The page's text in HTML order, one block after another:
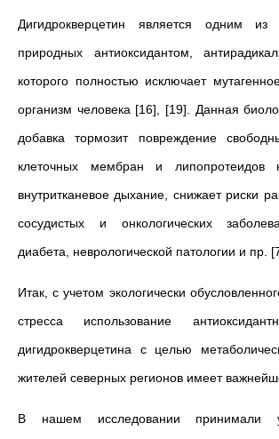
Дигидрокверцетин является одним
природных антиоксидантом,
которого полностью исключает
организм человека [16], [19]. Данная
добавка тормозит повреждение
клеточных мембран и липопротеидов
внутритканевое дыхание, снижает риски
сосудистых и онкологических
диабета, неврологической патологии и пр.
Итак, с учетом экологически
стресса использование
дигидрокверцетина с целью
жителей северных регионов имеет
В нашем исследовании принимали